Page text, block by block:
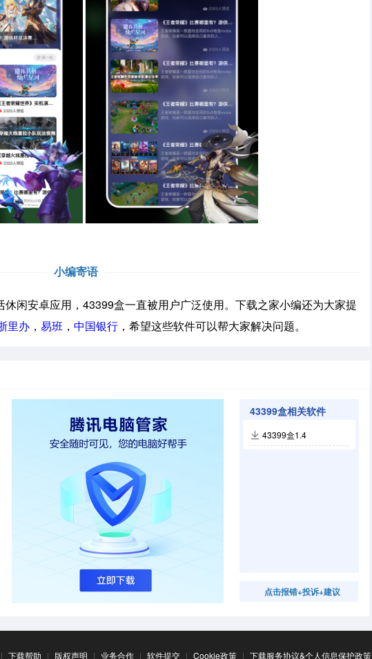
小编寄语
安卓应用，43399盒一直被用户广泛使用。下载之家小编还为大家提
里办 ， 易班 ， 中国银行 ，希望这些软件可以帮大家解决问题。
43399盒相关软件
43399盒1.4
点击报错+投诉+建议
| 下载帮助 | 版权声明 | 业务合作 | 软件提交 | Cookie政策 | 下载服务协议&个人信息保护政策